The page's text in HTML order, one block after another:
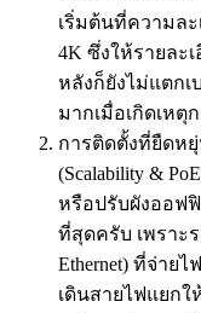
เริ่มต้นที่ความละ
4K ซึ่งให้รายล
หลังก็ยังไม่แตก
มากเมื่อเกิดเห
การติดตั้งที่ยืดห
(Scalability &
หรือปรับผังออฟ
ที่สุดครับ เพราะร
Ethernet) ที่จ่าย
เดินสายไฟแยกใ